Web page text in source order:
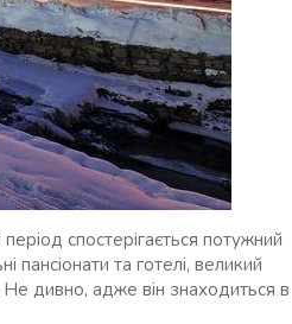
спостерігається потужний
пансіонати та готелі, великий
дивно, адже він знаходиться в